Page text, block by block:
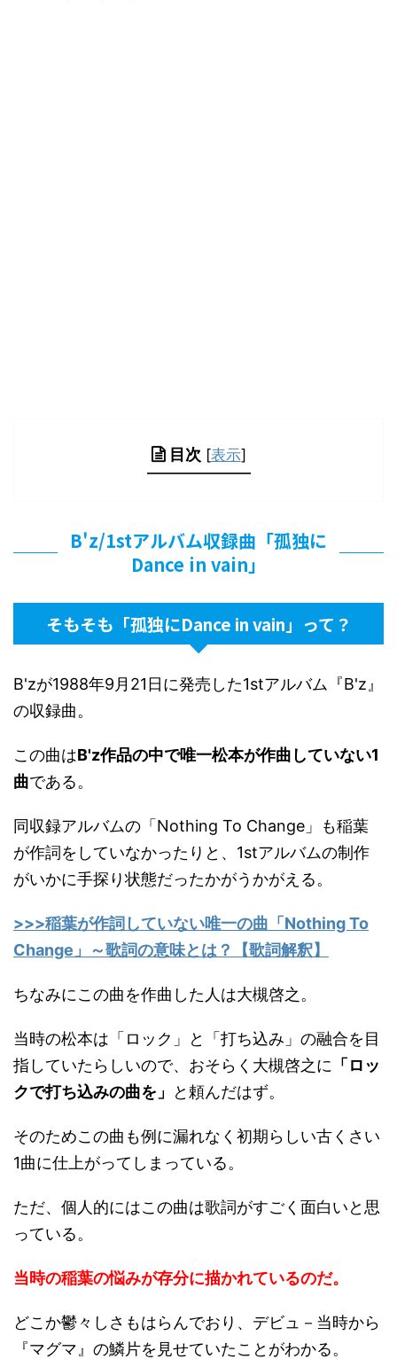
目次 [表示]
B'z/1stアルバム収録曲「孤独に
Dance in vain」
そもそも「孤独にDance in vain」って？
B'zが1988年9月21日に発売した1stアルバム『B'z』
の収録曲。
この曲はB'z作品の中で唯一松本が作曲していない1
曲である。
同収録アルバムの「Nothing To Change」も稲葉
が作詞をしていなかったりと、1stアルバムの制作
がいかに手探り状態だったかがうかがえる。
>>>稲葉が作詞していない唯一の曲「Nothing To
Change」～歌詞の意味とは？【歌詞解釈】
ちなみにこの曲を作曲した人は大槻啓之。
当時の松本は「ロック」と「打ち込み」の融合を目
指していたらしいので、おそらく大槻啓之に 「ロッ
クで打ち込みの曲を 」 と頼んだはず。
そのためこの曲も例に漏れなく初期らしい古くさい
1曲に仕上がってしまっている。
ただ、個人的にはこの曲は歌詞がすごく面白いと思
っている。
当時の稲葉の悩みが存分に描かれているのだ。
どこか鬱々しさもはらんでおり、デビュ－当時から
『マグマ』の鱗片を見せていたことがわかる。